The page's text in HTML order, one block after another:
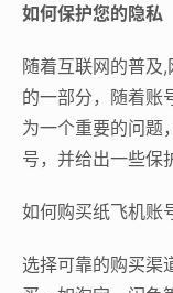
如何保护您的隐私
随着互联网的普及
的一部分，随着账
为一个重要的问题
号，并给出一些保
如何购买纸飞机账
选择可靠的购买渠